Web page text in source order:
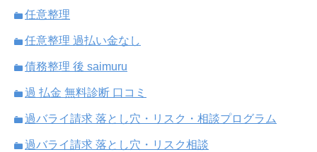
任意整理
任意整理 過払い金なし
債務整理 後 saimuru
過 払金 無料診断 口コミ
過バライ請求 落とし穴・リスク・相談プログラム
過バライ請求 落とし穴・リスク相談